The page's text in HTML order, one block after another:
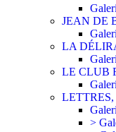
JEAN DE
LA
LE CLUB
>